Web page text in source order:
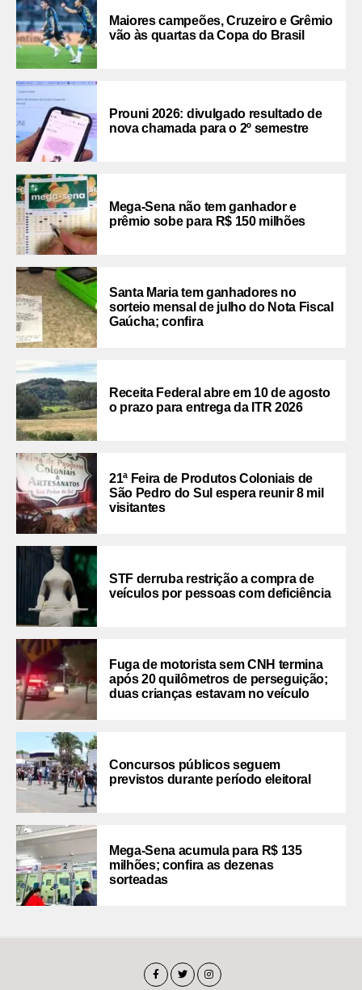
Maiores campeões, Cruzeiro e Grêmio
vão às quartas da Copa do Brasil
Prouni 2026: divulgado resultado de
nova chamada para o 2º semestre
Mega-Sena não tem ganhador e
prêmio sobe para R$ 150 milhões
Santa Maria tem ganhadores no
sorteio mensal de julho do Nota Fiscal
Gaúcha; confira
Receita Federal abre em 10 de agosto
o prazo para entrega da ITR 2026
21ª Feira de Produtos Coloniais de
São Pedro do Sul espera reunir 8 mil
visitantes
STF derruba restrição a compra de
veículos por pessoas com deficiência
Fuga de motorista sem CNH termina
após 20 quilômetros de perseguição;
duas crianças estavam no veículo
Concursos públicos seguem
previstos durante período eleitoral
Mega-Sena acumula para R$ 135
milhões; confira as dezenas
sorteadas